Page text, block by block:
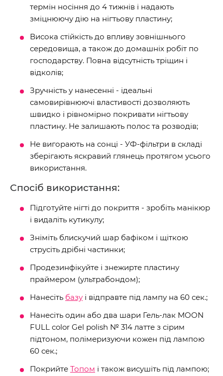
термін носіння до 4 тижнів і надають
зміцнюючу дію на нігтьову пластину;
Висока стійкість до впливу зовнішнього
середовища, а також до домашніх робіт по
господарству. Повна відсутність тріщин і
відколів;
Зручність у нанесенні - ідеальні
самовирівнюючі властивості дозволяють
швидко і рівномірно покривати нігтьову
пластину. Не залишають полос та розводів;
Не вигорають на сонці - УФ-фільтри в складі
зберігають яскравий глянець протягом усього
використання.
Спосіб використання:
Підготуйте нігті до покриття - зробіть манікюр
і видаліть кутикулу;
Зніміть блискучий шар бафіком і щіткою
струсіть дрібні частинки;
Продезинфікуйте і знежирте пластину
праймером (ультрабондом);
Нанесіть базу і відправте під лампу на 60 сек.;
Нанесіть один або два шари Гель-лак MOON
FULL color Gel polish № 314 латте з сірим
підтоном, полімеризуючи кожен під лампою
60 сек.;
Покрийте Топом і також висушіть під лампою;